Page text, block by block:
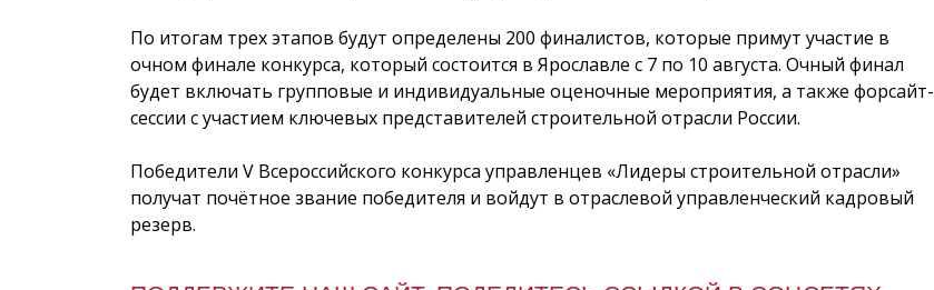
По итогам трех этапов будут определены 200 финалистов, которые примут участие в
очном финале конкурса, который состоится в Ярославле с 7 по 10 августа. Очный финал
будет включать групповые и индивидуальные оценочные мероприятия, а также форсайт-
сессии с участием ключевых представителей строительной отрасли России.
Победители V Всероссийского конкурса управленцев «Лидеры строительной отрасли»
получат почётное звание победителя и войдут в отраслевой управленческий кадровый
резерв.